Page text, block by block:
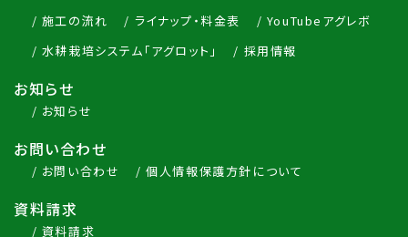
施工の流れ
ライナップ・料金表
YouTubeアグレボ
水耕栽培システム「アグロット」
採用情報
お知らせ
お知らせ
お問い合わせ
お問い合わせ 個人情報保護方針について
資料請求
資料請求